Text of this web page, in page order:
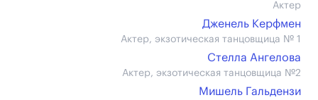
Актер
Дженель Керфмен
Актер, экзотическая танцовщица № 1
Стелла Ангелова
Актер, экзотическая танцовщица №2
Мишель Гальдензи